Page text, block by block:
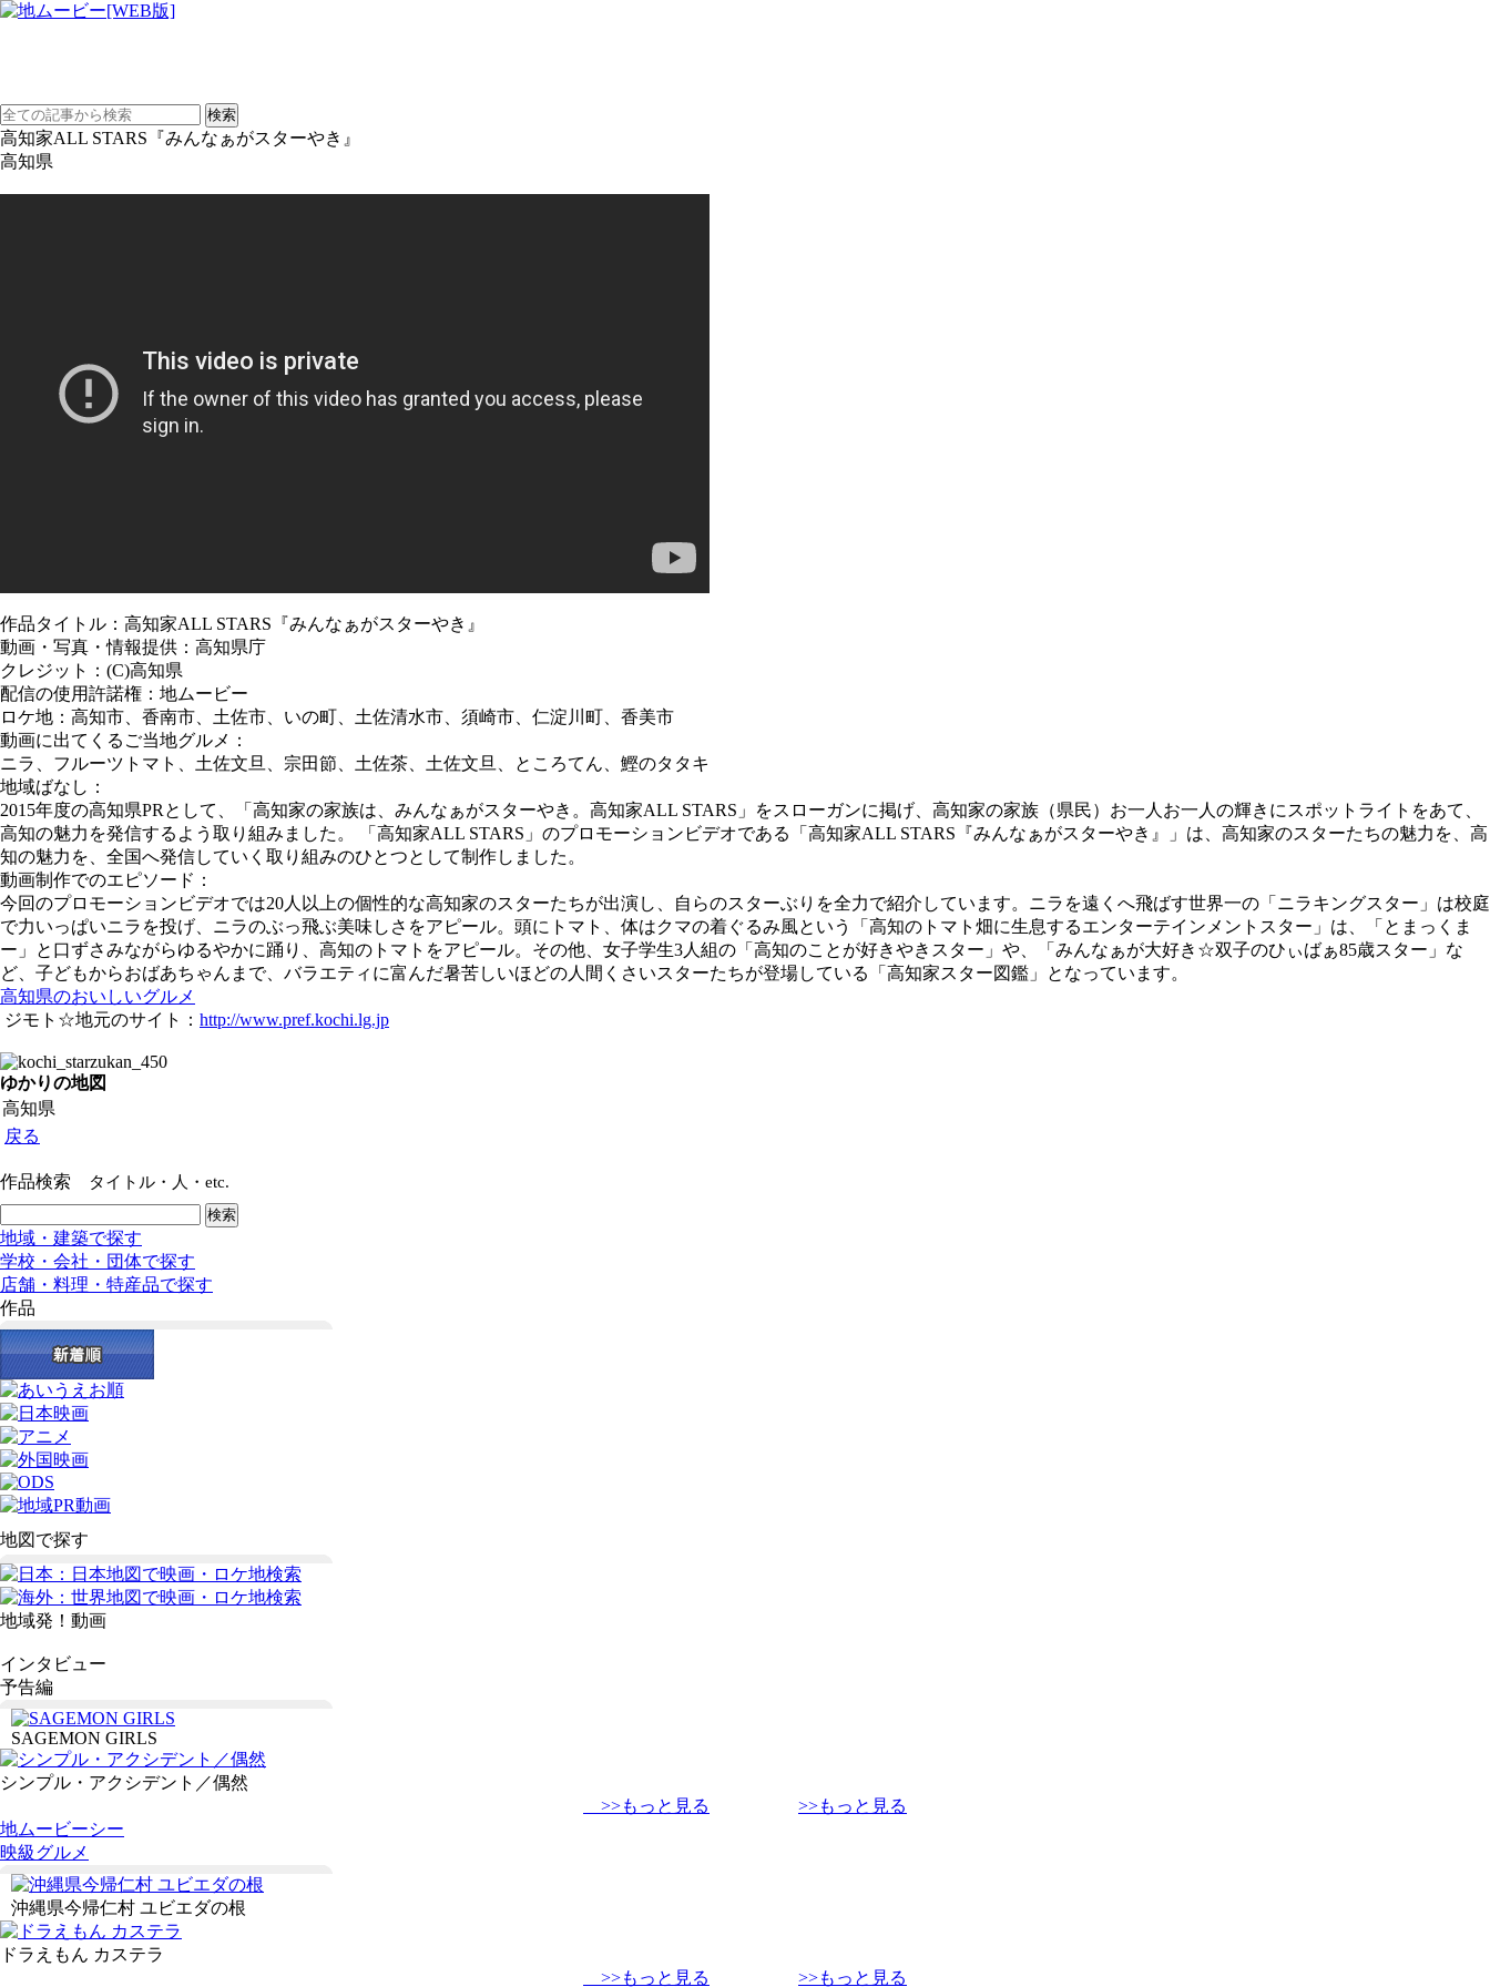
高知家ALL STARS『みんなぁがスターやき』
高知県
作品タイトル：高知家ALL STARS『みんなぁがスターやき』
動画・写真・情報提供：高知県庁
クレジット：(C)高知県
配信の使用許諾権：地ムービー
ロケ地：高知市、香南市、土佐市、いの町、土佐清水市、須崎市、仁淀川町、香美市
動画に出てくるご当地グルメ：
ニラ、フルーツトマト、土佐文旦、宗田節、土佐茶、土佐文旦、ところてん、鰹のタタキ
地域ばなし：
2015年度の高知県PRとして、「高知家の家族は、みんなぁがスターやき。高知家ALL STARS」をスローガンに掲げ、高知家の家族（県民）お一人お一人の輝きにスポットライトをあて、
高知の魅力を発信するよう取り組みました。 「高知家ALL STARS」のプロモーションビデオである「高知家ALL STARS『みんなぁがスターやき』」は、高知家のスターたちの魅力を、高
知の魅力を、全国へ発信していく取り組みのひとつとして制作しました。
動画制作でのエピソード：
今回のプロモーションビデオでは20人以上の個性的な高知家のスターたちが出演し、自らのスターぶりを全力で紹介しています。ニラを遠くへ飛ばす世界一の「ニラキングスター」は校庭
で力いっぱいニラを投げ、ニラのぶっ飛ぶ美味しさをアピール。頭にトマト、体はクマの着ぐるみ風という「高知のトマト畑に生息するエンターテインメントスター」は、「とまっくま
ー」と口ずさみながらゆるやかに踊り、高知のトマトをアピール。その他、女子学生3人組の「高知のことが好きやきスター」や、「みんなぁが大好き☆双子のひぃばぁ85歳スター」な
ど、子どもからおばあちゃんまで、バラエティに富んだ暑苦しいほどの人間くさいスターたちが登場している「高知家スター図鑑」となっています。
高知県のおいしいグルメ
ジモト☆地元のサイト： http://www.pref.kochi.lg.jp
ゆかりの地図
高知県
戻る
作品検索 タイトル・人・etc.
地域・建築で探す
学校・会社・団体で探す
店舗・料理・特産品で探す
作品
地図で探す
地域発！動画
インタビュー
予告編
SAGEMON GIRLS
シンプル・アクシデント／偶然
>>もっと見る
>>もっと見る
地ムービーシー
映級グルメ
沖縄県今帰仁村 ユビエダの根
ドラえもん カステラ
>>もっと見る
>>もっと見る